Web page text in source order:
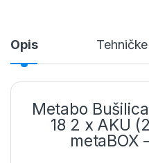
Opis
Metabo
18 2 x AKU
metaBOX